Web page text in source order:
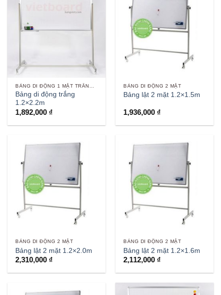
Bảng di động trắng
1.2×2.2m
1,892,000 ₫
BẢNG DI ĐỘNG 2 MẶT
Bảng lật 2 mặt 1.2×1.5m
1,936,000 ₫
BẢNG DI ĐỘNG 2 MẶT
Bảng lật 2 mặt 1.2×2.0m
2,310,000 ₫
BẢNG DI ĐỘNG 2 MẶT
Bảng lật 2 mặt 1.2×1.6m
2,112,000 ₫